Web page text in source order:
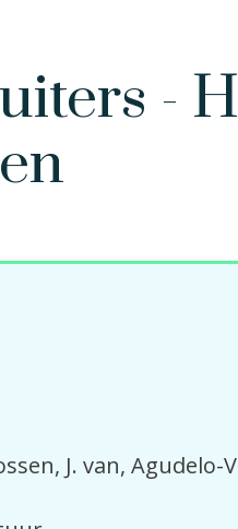
-
J. van Agudelo-